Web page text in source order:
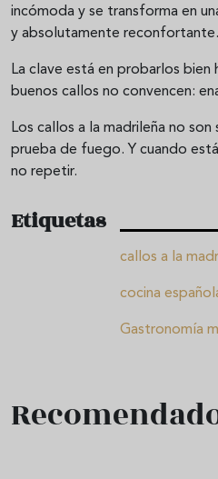
incómoda y se transforma en
y absolutamente reconfortante.
La clave está en probarlos bien
buenos callos no convencen:
Los callos a la madrileña no son
prueba de fuego. Y cuando
no repetir.
Etiquetas
callos a la
cocina
Gastronomía